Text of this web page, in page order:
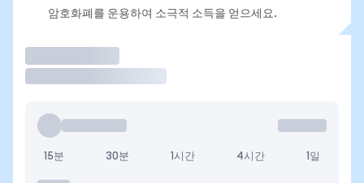
암호화폐를 운용하여 소극적 소득을 얻으세요.
15분 30분 1시간 4시간 1일